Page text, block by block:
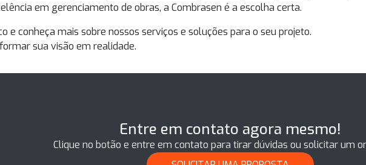
em gerenciamento de obras, a Combrasen é a escolha certa.
e conheça mais sobre nossos serviços e soluções para o seu projeto.
sua visão em realidade.
Entre em contato agora mesmo!
Clique no botão e entre em contato para tirar dúvidas ou solicitar um